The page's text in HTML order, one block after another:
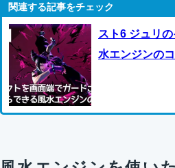
スト6 ジュリ
水エンジンの